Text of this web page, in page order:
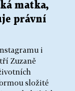
matka,
právní
i
Zuzaně
složité